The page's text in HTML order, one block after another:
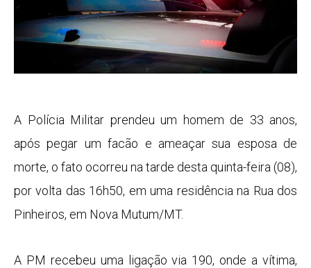
A Polícia Militar prendeu um homem de 33 anos,
após pegar um facão e ameaçar sua esposa de
morte, o fato ocorreu na tarde desta quinta-feira (08),
por volta das 16h50, em uma residência na Rua dos
Pinheiros, em Nova Mutum/MT.
A PM recebeu uma ligação via 190, onde a vítima,